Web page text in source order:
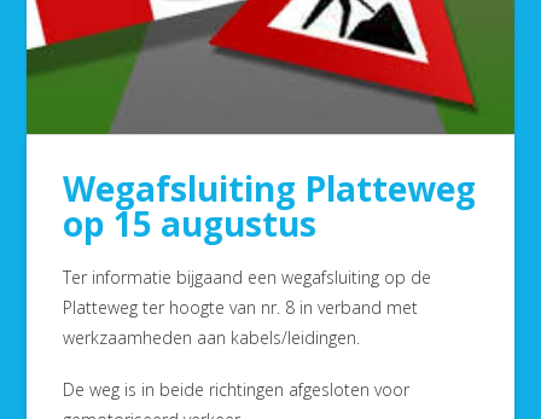
Wegafsluiting Platteweg
op 15 augustus
Ter informatie bijgaand een wegafsluiting op de
Platteweg ter hoogte van nr. 8 in verband met
werkzaamheden aan kabels/leidingen.
De weg is in beide richtingen afgesloten voor